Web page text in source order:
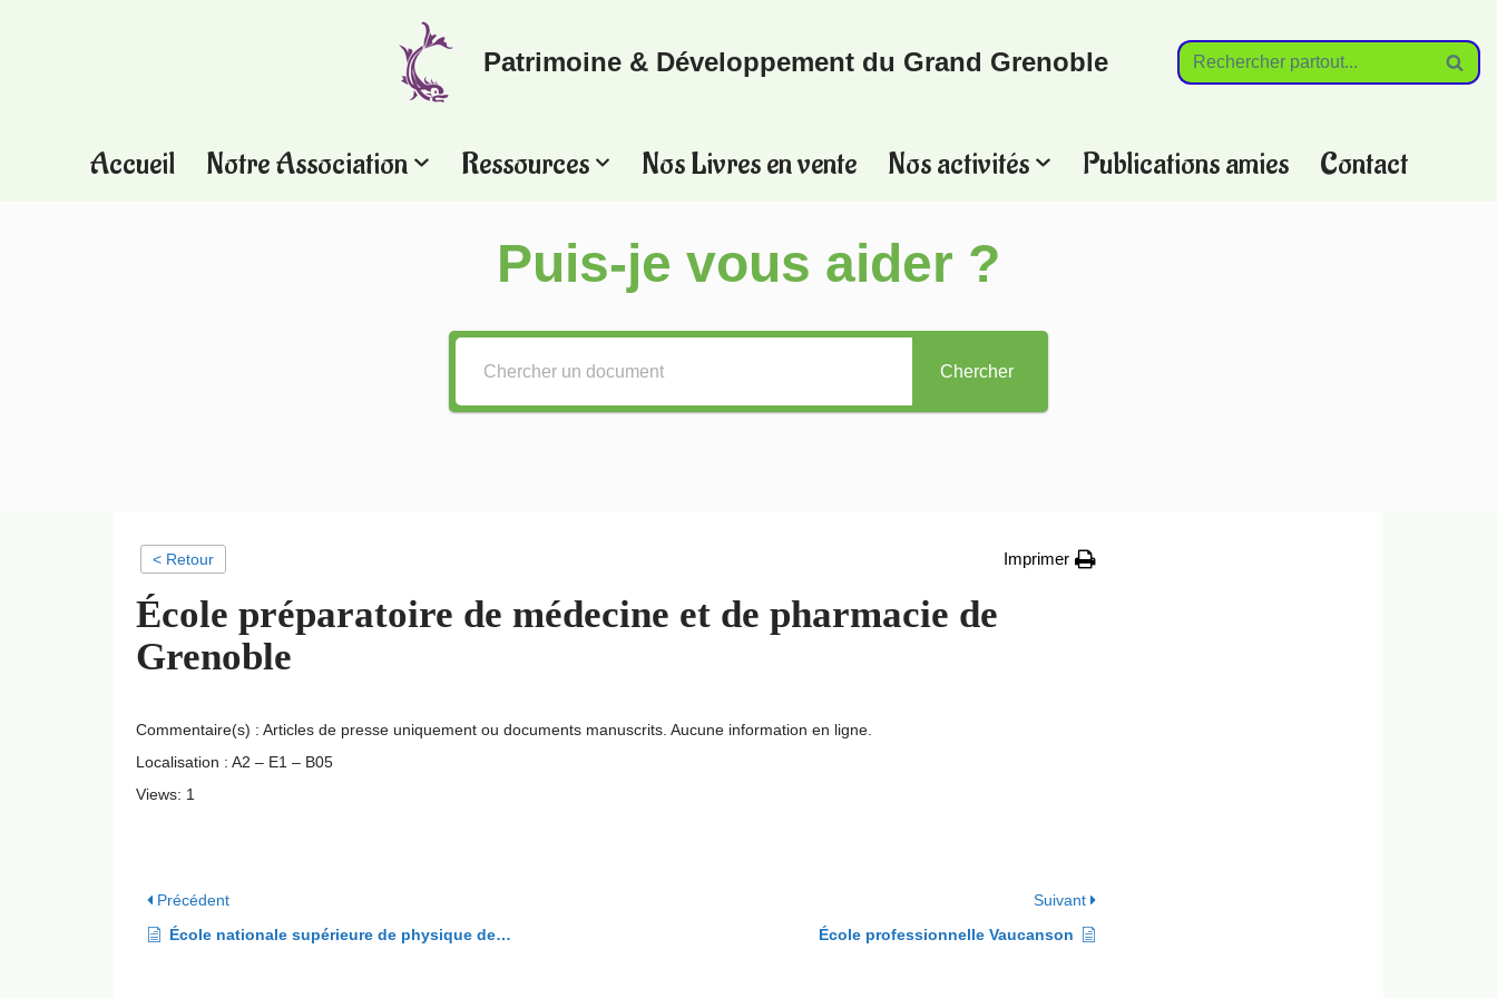
Patrimoine & Développement du Grand Grenoble
Accueil Notre Association Ressources Nos Livres en vente Nos activités Publications amies Contact
Puis-je vous aider ?
Chercher
< Retour Imprimer
École préparatoire de médecine et de pharmacie de
Grenoble
Commentaire(s) : Articles de presse uniquement ou documents manuscrits. Aucune information en ligne.
Localisation : A2 – E1 – B05
Views: 1
Précédent
École nationale supérieure de physique de Grenoble (ENSPG)
Suivant
École professionnelle Vaucanson